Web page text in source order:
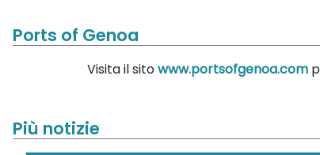
Ports of Genoa
Visita il sitowww.portsofgenoa.com
Più notizie